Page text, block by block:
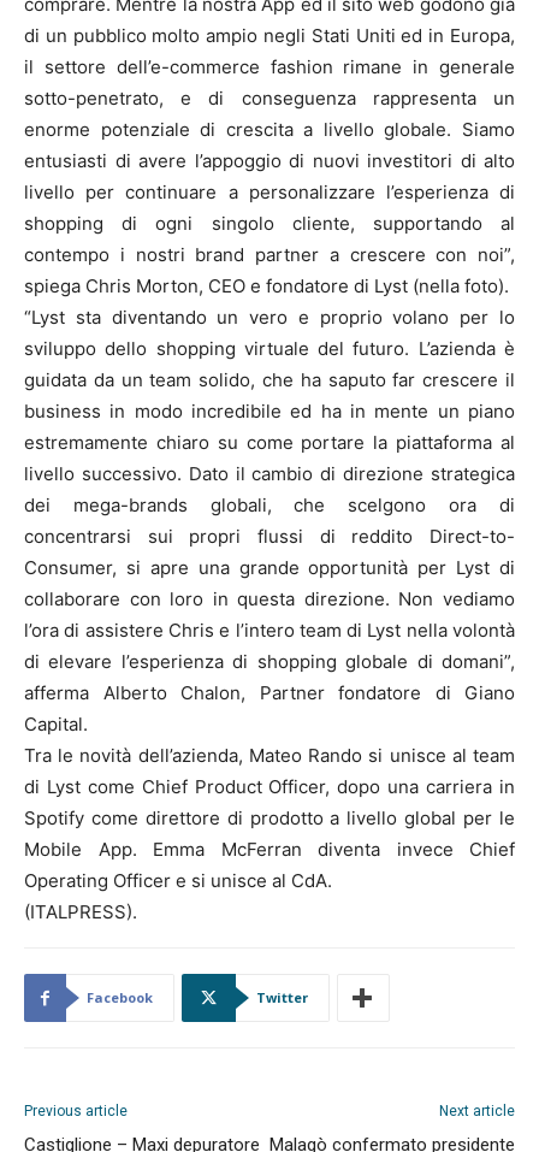
comprare. Mentre la nostra App ed il sito web godono già
di un pubblico molto ampio negli Stati Uniti ed in Europa,
il settore dell’e-commerce fashion rimane in generale
sotto-penetrato, e di conseguenza rappresenta un
enorme potenziale di crescita a livello globale. Siamo
entusiasti di avere l’appoggio di nuovi investitori di alto
livello per continuare a personalizzare l’esperienza di
shopping di ogni singolo cliente, supportando al
contempo i nostri brand partner a crescere con noi”,
spiega Chris Morton, CEO e fondatore di Lyst (nella foto).
“Lyst sta diventando un vero e proprio volano per lo
sviluppo dello shopping virtuale del futuro. L’azienda è
guidata da un team solido, che ha saputo far crescere il
business in modo incredibile ed ha in mente un piano
estremamente chiaro su come portare la piattaforma al
livello successivo. Dato il cambio di direzione strategica
dei mega-brands globali, che scelgono ora di
concentrarsi sui propri flussi di reddito Direct-to-
Consumer, si apre una grande opportunità per Lyst di
collaborare con loro in questa direzione. Non vediamo
l’ora di assistere Chris e l’intero team di Lyst nella volontà
di elevare l’esperienza di shopping globale di domani”,
afferma Alberto Chalon, Partner fondatore di Giano
Capital.
Tra le novità dell’azienda, Mateo Rando si unisce al team
di Lyst come Chief Product Officer, dopo una carriera in
Spotify come direttore di prodotto a livello global per le
Mobile App. Emma McFerran diventa invece Chief
Operating Officer e si unisce al CdA.
(ITALPRESS).
Facebook Twitter
Previous article
Castiglione – Maxi depuratore
Next article
Malagò confermato presidente